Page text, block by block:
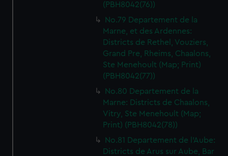
(PBH8042(76))
No.79 Departement de la
Marne, et des Ardennes:
Districts de Rethel, Vouziers,
Grand Pre, Rheims, Chaalons,
Ste Menehoult (Map; Print)
(PBH8042(77))
No.80 Departement de la
Marne: Districts de Chaalons,
Vitry, Ste Menehoult (Map;
Print) (PBH8042(78))
No.81 Departement de l'Aube:
Districts de Arus sur Aube, Bar